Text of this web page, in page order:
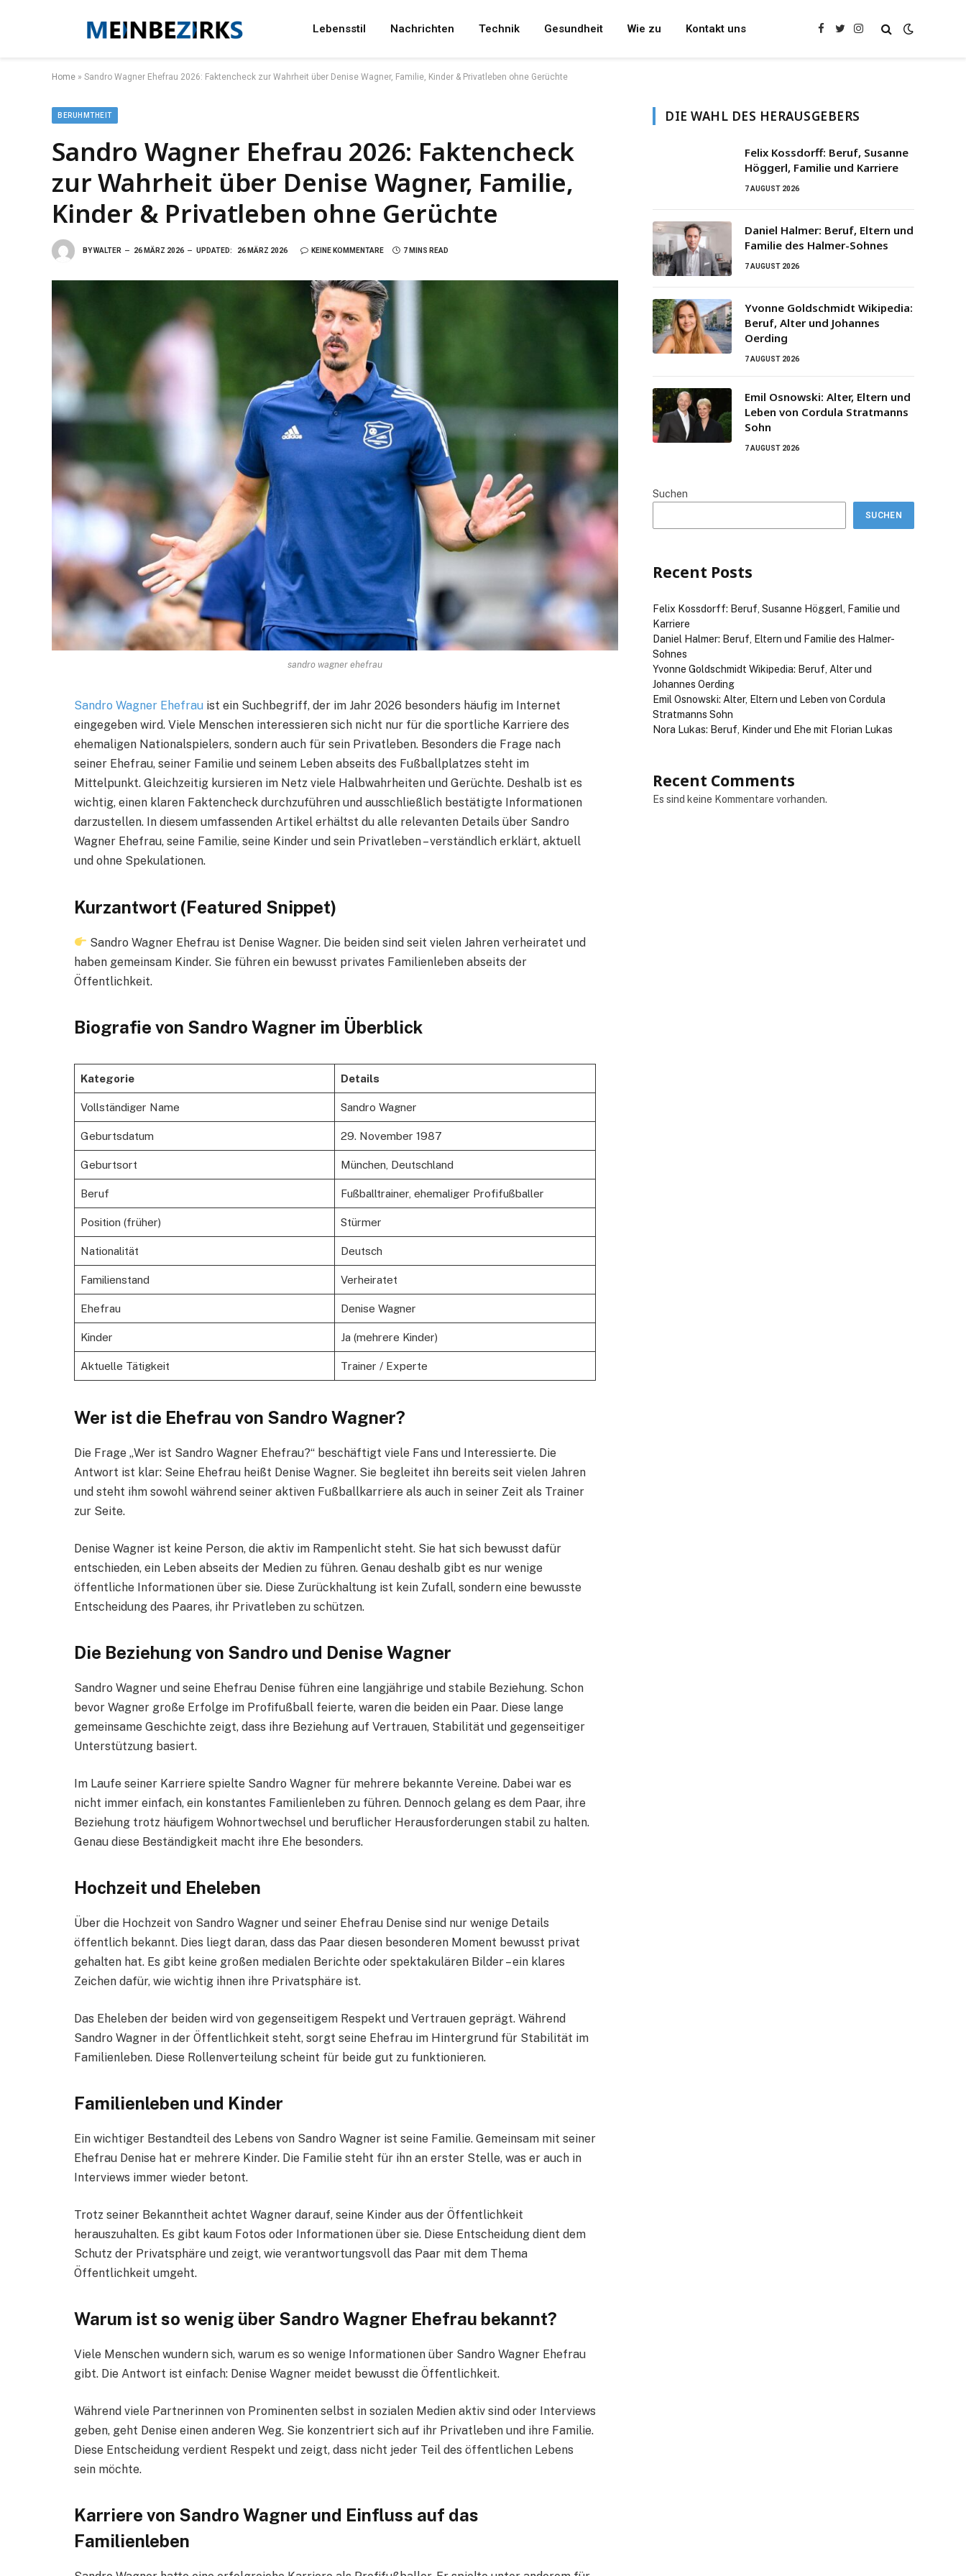
Lebensstil Nachrichten Technik Gesundheit Wie zu Kontakt uns Facebook
TwitterInstagram
Home » Sandro Wagner Ehefrau 2026: Faktencheck zur Wahrheit über Denise Wagner, Familie, Kinder & Privatleben ohne Gerüchte
BERUHMTHEIT
Sandro Wagner Ehefrau 2026: Faktencheck
zur Wahrheit über Denise Wagner, Familie,
Kinder & Privatleben ohne Gerüchte
BYWALTER 26 MÄRZ 2026 UPDATED: 26 MÄRZ 2026 KEINE KOMMENTARE 7 MINS READ
sandro wagner ehefrau
Sandro Wagner Ehefrau ist ein Suchbegriff, der im Jahr 2026 besonders häufig im Internet
eingegeben wird. Viele Menschen interessieren sich nicht nur für die sportliche Karriere des
ehemaligen Nationalspielers, sondern auch für sein Privatleben. Besonders die Frage nach
seiner Ehefrau, seiner Familie und seinem Leben abseits des Fußballplatzes steht im
Mittelpunkt. Gleichzeitig kursieren im Netz viele Halbwahrheiten und Gerüchte. Deshalb ist es
wichtig, einen klaren Faktencheck durchzuführen und ausschließlich bestätigte Informationen
darzustellen. In diesem umfassenden Artikel erhältst du alle relevanten Details über Sandro
Wagner Ehefrau, seine Familie, seine Kinder und sein Privatleben – verständlich erklärt, aktuell
und ohne Spekulationen.
Kurzantwort (Featured Snippet)
Sandro Wagner Ehefrau ist Denise Wagner. Die beiden sind seit vielen Jahren verheiratet und
haben gemeinsam Kinder. Sie führen ein bewusst privates Familienleben abseits der
Öffentlichkeit.
Biografie von Sandro Wagner im Überblick
Kategorie Details
Vollständiger Name Sandro Wagner
Geburtsdatum 29. November 1987
Geburtsort München, Deutschland
Beruf Fußballtrainer, ehemaliger Profifußballer
Position (früher) Stürmer
Nationalität Deutsch
Familienstand Verheiratet
Ehefrau Denise Wagner
Kinder Ja (mehrere Kinder)
Aktuelle Tätigkeit Trainer / Experte
Wer ist die Ehefrau von Sandro Wagner?
Die Frage „Wer ist Sandro Wagner Ehefrau?“ beschäftigt viele Fans und Interessierte. Die
Antwort ist klar: Seine Ehefrau heißt Denise Wagner. Sie begleitet ihn bereits seit vielen Jahren
und steht ihm sowohl während seiner aktiven Fußballkarriere als auch in seiner Zeit als Trainer
zur Seite.
Denise Wagner ist keine Person, die aktiv im Rampenlicht steht. Sie hat sich bewusst dafür
entschieden, ein Leben abseits der Medien zu führen. Genau deshalb gibt es nur wenige
öffentliche Informationen über sie. Diese Zurückhaltung ist kein Zufall, sondern eine bewusste
Entscheidung des Paares, ihr Privatleben zu schützen.
Die Beziehung von Sandro und Denise Wagner
Sandro Wagner und seine Ehefrau Denise führen eine langjährige und stabile Beziehung. Schon
bevor Wagner große Erfolge im Profifußball feierte, waren die beiden ein Paar. Diese lange
gemeinsame Geschichte zeigt, dass ihre Beziehung auf Vertrauen, Stabilität und gegenseitiger
Unterstützung basiert.
Im Laufe seiner Karriere spielte Sandro Wagner für mehrere bekannte Vereine. Dabei war es
nicht immer einfach, ein konstantes Familienleben zu führen. Dennoch gelang es dem Paar, ihre
Beziehung trotz häufigem Wohnortwechsel und beruflicher Herausforderungen stabil zu halten.
Genau diese Beständigkeit macht ihre Ehe besonders.
Hochzeit und Eheleben
Über die Hochzeit von Sandro Wagner und seiner Ehefrau Denise sind nur wenige Details
öffentlich bekannt. Dies liegt daran, dass das Paar diesen besonderen Moment bewusst privat
gehalten hat. Es gibt keine großen medialen Berichte oder spektakulären Bilder – ein klares
Zeichen dafür, wie wichtig ihnen ihre Privatsphäre ist.
Das Eheleben der beiden wird von gegenseitigem Respekt und Vertrauen geprägt. Während
Sandro Wagner in der Öffentlichkeit steht, sorgt seine Ehefrau im Hintergrund für Stabilität im
Familienleben. Diese Rollenverteilung scheint für beide gut zu funktionieren.
Familienleben und Kinder
Ein wichtiger Bestandteil des Lebens von Sandro Wagner ist seine Familie. Gemeinsam mit seiner
Ehefrau Denise hat er mehrere Kinder. Die Familie steht für ihn an erster Stelle, was er auch in
Interviews immer wieder betont.
Trotz seiner Bekanntheit achtet Wagner darauf, seine Kinder aus der Öffentlichkeit
herauszuhalten. Es gibt kaum Fotos oder Informationen über sie. Diese Entscheidung dient dem
Schutz der Privatsphäre und zeigt, wie verantwortungsvoll das Paar mit dem Thema
Öffentlichkeit umgeht.
Warum ist so wenig über Sandro Wagner Ehefrau bekannt?
Viele Menschen wundern sich, warum es so wenige Informationen über Sandro Wagner Ehefrau
gibt. Die Antwort ist einfach: Denise Wagner meidet bewusst die Öffentlichkeit.
Während viele Partnerinnen von Prominenten selbst in sozialen Medien aktiv sind oder Interviews
geben, geht Denise einen anderen Weg. Sie konzentriert sich auf ihr Privatleben und ihre Familie.
Diese Entscheidung verdient Respekt und zeigt, dass nicht jeder Teil des öffentlichen Lebens
sein möchte.
Karriere von Sandro Wagner und Einfluss auf das
Familienleben
DIE WAHL DES HERAUSGEBERS
Felix Kossdorff: Beruf, Susanne
Höggerl, Familie und Karriere
7 AUGUST 2026
Daniel Halmer: Beruf, Eltern und
Familie des Halmer-Sohnes
7 AUGUST 2026
Yvonne Goldschmidt Wikipedia:
Beruf, Alter und Johannes
Oerding
7 AUGUST 2026
Emil Osnowski: Alter, Eltern und
Leben von Cordula Stratmanns
Sohn
7 AUGUST 2026
Suchen
SUCHEN
Recent Posts
Felix Kossdorff: Beruf, Susanne Höggerl, Familie und
Karriere
Daniel Halmer: Beruf, Eltern und Familie des Halmer-
Sohnes
Yvonne Goldschmidt Wikipedia: Beruf, Alter und
Johannes Oerding
Emil Osnowski: Alter, Eltern und Leben von Cordula
Stratmanns Sohn
Nora Lukas: Beruf, Kinder und Ehe mit Florian Lukas
Recent Comments
Es sind keine Kommentare vorhanden.